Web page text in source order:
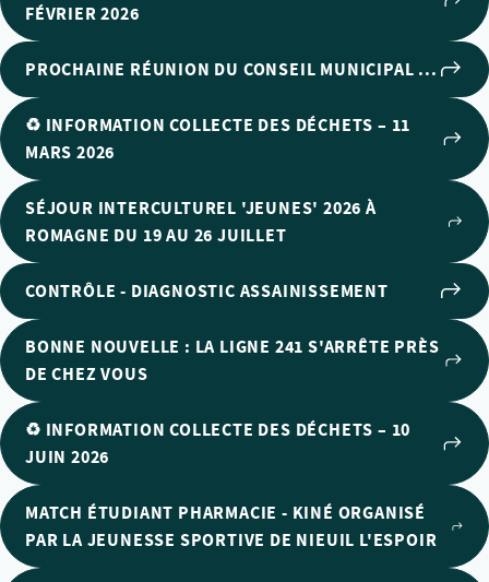
FÉVRIER 2026
PROCHAINE RÉUNION DU CONSEIL MUNICIPAL ...
♻️ INFORMATION COLLECTE DES DÉCHETS – 11
MARS 2026
SÉJOUR INTERCULTUREL 'JEUNES' 2026 À
ROMAGNE DU 19 AU 26 JUILLET
CONTRÔLE - DIAGNOSTIC ASSAINISSEMENT
BONNE NOUVELLE : LA LIGNE 241 S'ARRÊTE PRÈS
DE CHEZ VOUS
♻️ INFORMATION COLLECTE DES DÉCHETS – 10
JUIN 2026
MATCH ÉTUDIANT PHARMACIE - KINÉ ORGANISÉ
PAR LA JEUNESSE SPORTIVE DE NIEUIL L'ESPOIR